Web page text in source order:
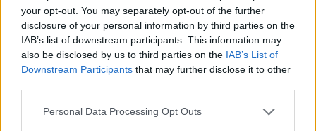
your opt-out. You may separately opt-out of the further
disclosure of your personal information by third parties on the
IAB’s list of downstream participants. This information may
also be disclosed by us to third parties on the IAB’s List of
Downstream Participants that may further disclose it to other
Personal Data Processing Opt Outs